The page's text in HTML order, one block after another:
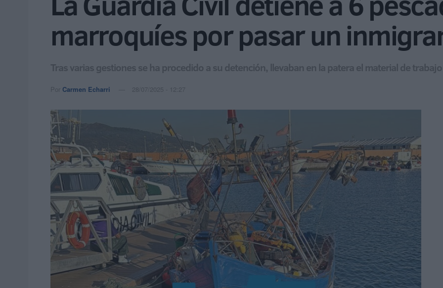
marroquíes por pasar un
Tras varias gestiones se ha procedido a su detención, llevaban en la patera el material de
Por Carmen Echarri 28/07/2025 - 12:27